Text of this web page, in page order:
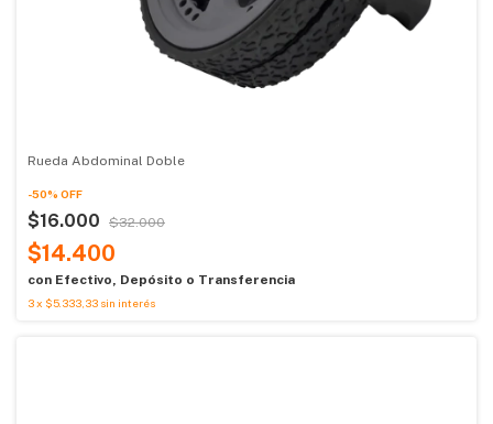
Rueda Abdominal Doble
-50% OFF
$16.000 $32.000
$14.400
con Efectivo, Depósito o Transferencia
3x $5.333,33 sin interés